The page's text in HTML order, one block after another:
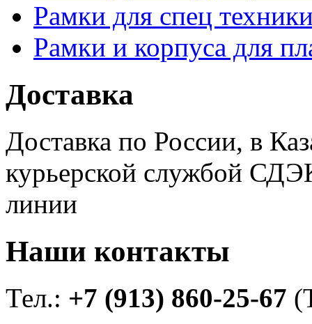
Рамки для спец
Рамки и корпуса для
Доставка
Доставка по России, в
курьерской службой
линии
Наши контакты
Тел.: +7 (913) 860-25-67